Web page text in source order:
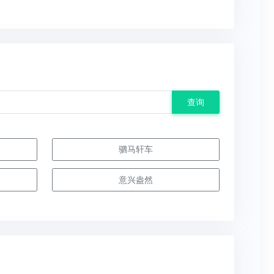
查询
驷马轩车
意兴盎然